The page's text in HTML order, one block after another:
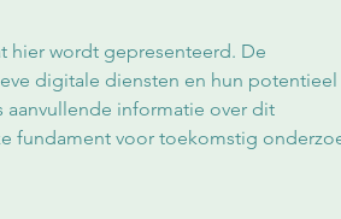
hier wordt gepresenteerd. De
digitale diensten en hun potentieel
informatie over dit
fundament voor toekomstig